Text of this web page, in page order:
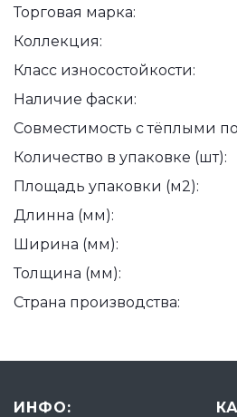
Торговая марка:
Коллекция:
Класс износостойкости:
Наличие фаски:
Совместимость с тёплыми
Количество в упаковке (шт):
Площадь упаковки (м2):
Длинна (мм):
Ширина (мм):
Толщина (мм):
Страна производства:
ИНФО: